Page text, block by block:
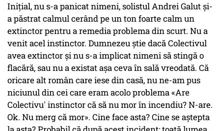
Iniţial, nu s-a panicat nimeni, solistul Andrei Galut şi-
a păstrat calmul cerând pe un ton foarte calm un
extinctor pentru a remedia problema din scurt. Nu a
venit acel instinctor. Dumnezeu ştie dacă Colectivul
avea extinctor şi nu s-a implicat nimeni să stingă o
flacără, sau nu a existat aşa ceva în sală vreodată. Că
oricare alt român care iese din casă, nu ne-am pus
niciunul din cei care eram acolo problema «Are
Colectivu' instinctor că să nu mor în incendiu? N-are.
Ok. Nu merg că mor». Cine face asta? Cine se aştepta